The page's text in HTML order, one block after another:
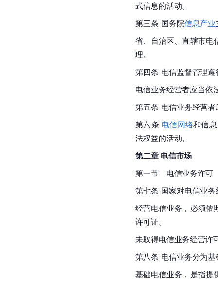
式信息的活动。
第三条 国务院信息产业
省、自治区、直辖市电
理。
第四条 电信监督管理
电信业务经营者应当依
第五条 电信业务经营
第六条 电信网络和信
法权益的活动。
第二章 电信市场
第一节　电信业务许可
第七条 国家对电信业
经营电信业务，必须依
许可证。
未取得电信业务经营许
第八条 电信业务分为
基础电信业务，是指提